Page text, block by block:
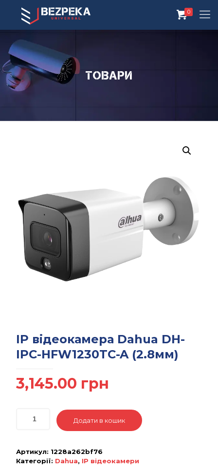
0
Товари
IP відеокамера Dahua DH-
IPC-HFW1230TC-A (2.8мм)
3,145.00 грн
Додати в кошик
Артикул: 1228a262bf76
Категорії: Dahua, IP відеокамери